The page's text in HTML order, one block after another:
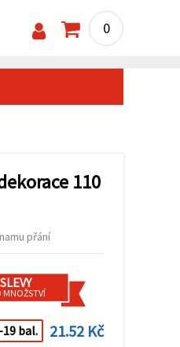
0
110
přání
SLEVY
MNOŽSTVÍ
19 bal.
21.52 Kč